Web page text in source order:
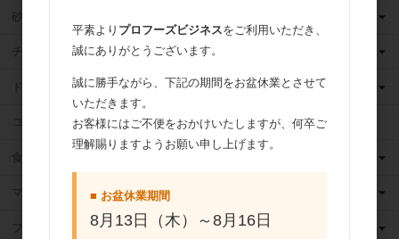
砂糖
チョコレート
ドライフルーツ
ココア
食用油
マーガリン
フィリング
平素より プロフーズビジネスをご利用いただき、
誠にありがとうございます。
誠に勝手ながら、下記の期間をお盆休業とさせて
いただきます。
お客様にはご不便をおかけいたしますが、何卒ご
理解賜りますようお願い申し上げます。
■ お盆休業期間
8月13日（木）～8月16日